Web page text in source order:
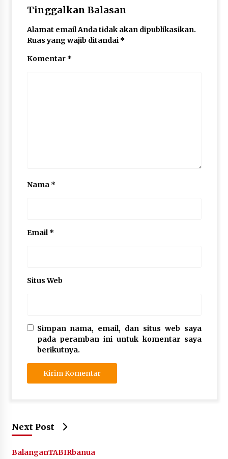
Tinggalkan Balasan
Alamat email Anda tidak akan dipublikasikan.
Ruas yang wajib ditandai *
Komentar *
Nama *
Email *
Situs Web
Simpan nama, email, dan situs web saya
pada peramban ini untuk komentar saya
berikutnya.
Next Post
BalanganTABIRbanua